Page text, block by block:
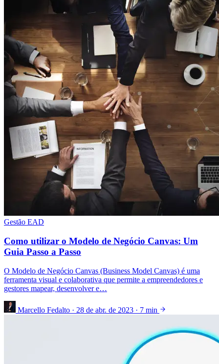
Gestão EAD
Como utilizar o Modelo de Negócio Canvas: Um
Guia Passo a Passo
O Modelo de Negócio Canvas (Business Model Canvas) é uma
ferramenta visual e colaborativa que permite a empreendedores e
gestores mapear, desenvolver e…
Marcello Fedalto · 28 de abr. de 2023 · 7 min